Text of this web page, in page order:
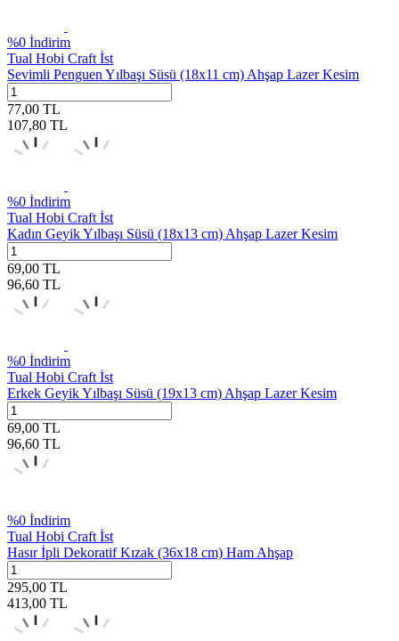
%0 İndirim
Tual Hobi Craft İst
Sevimli Penguen Yılbaşı Süsü (18x11 cm) Ahşap Lazer Kesim
77,00 TL
107,80 TL
%0 İndirim
Tual Hobi Craft İst
Kadın Geyik Yılbaşı Süsü (18x13 cm) Ahşap Lazer Kesim
69,00 TL
96,60 TL
%0 İndirim
Tual Hobi Craft İst
Erkek Geyik Yılbaşı Süsü (19x13 cm) Ahşap Lazer Kesim
69,00 TL
96,60 TL
%0 İndirim
Tual Hobi Craft İst
Hasır İpli Dekoratif Kızak (36x18 cm) Ham Ahşap
295,00 TL
413,00 TL